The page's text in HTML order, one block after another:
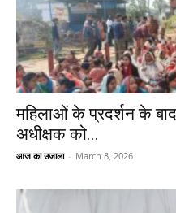
महिलाओं के प्रदर्शन के
अधीक्षक को...
आज का उजाला - March 8, 2026